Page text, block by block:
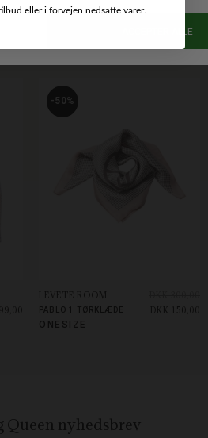
DKK 150,00
-50%
ONESIZE
LEVETE ROOM
PABLO 1 TØRKLÆDE
DKK 150,00
Queen nyhedsbrev
eller i forvejen nedsatte varer.